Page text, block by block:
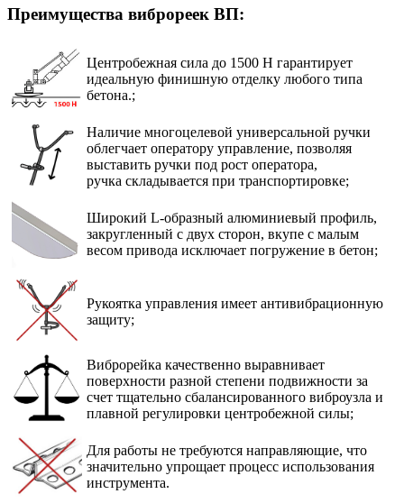
Преимущества виброреек ВП:
Центробежная сила до 1500 Н гарантирует
идеальную финишную отделку любого типа
бетона.;
Наличие многоцелевой универсальной ручки
облегчает оператору управление, позволяя
выставить ручки под рост оператора,
ручка складывается при транспортировке;
Широкий L-образный алюминиевый профиль,
закругленный с двух сторон, вкупе с малым
весом привода исключает погружение в бетон;
Рукоятка управления имеет антивибрационную
защиту;
Виброрейка качественно выравнивает
поверхности разной степени подвижности за
счет тщательно сбалансированного виброузла и
плавной регулировки центробежной силы;
Для работы не требуются направляющие, что
значительно упрощает процесс использования
инструмента.